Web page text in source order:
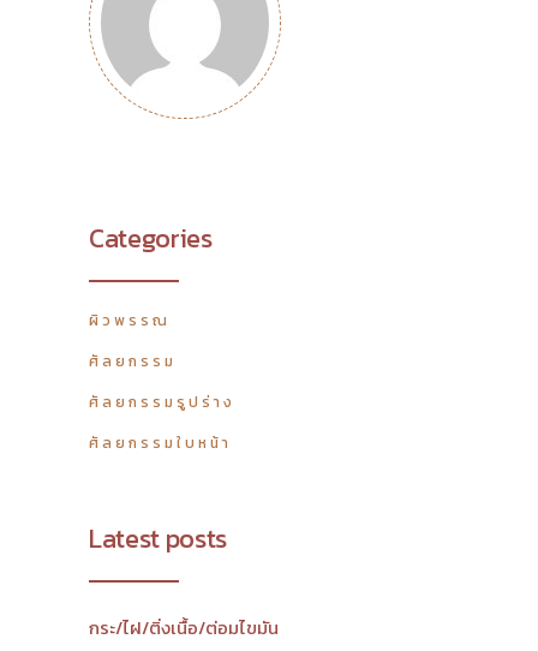
Categories
ผิวพรรณ
ศัลยกรรม
ศัลยกรรมรูปร่าง
ศัลยกรรมใบหน้า
Latest posts
กระ/ไฝ/ติ่งเนื้อ/ต่อมไขมัน